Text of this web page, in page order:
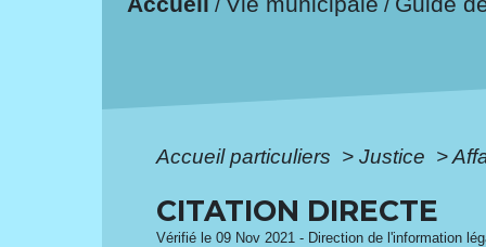
/ /
Accueil particuliers > Justice >
CITATION DIRECTE
Vérifié le 09 Nov 2021 - Direction de l'information